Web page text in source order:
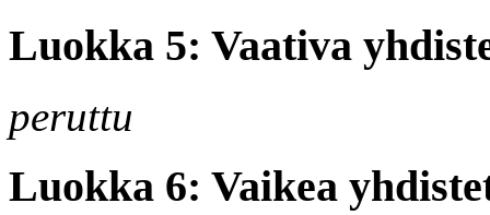
Luokka 5: Vaativa
peruttu
Luokka 6: Vaikea